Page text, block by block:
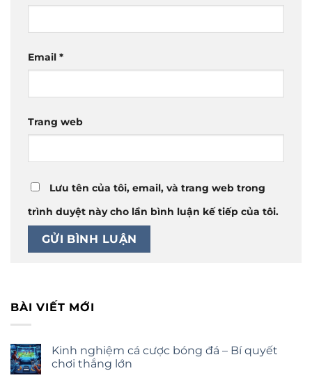
Email *
Trang web
Lưu tên của tôi, email, và trang web trong
trình duyệt này cho lần bình luận kế tiếp của tôi.
BÀI VIẾT MỚI
Kinh nghiệm cá cược bóng đá – Bí quyết
chơi thắng lớn